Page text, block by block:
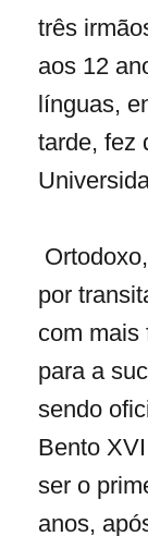
três
aos 12
línguas,
tarde, fez
por
com mais
para a
sendo
Bento
ser o
anos,